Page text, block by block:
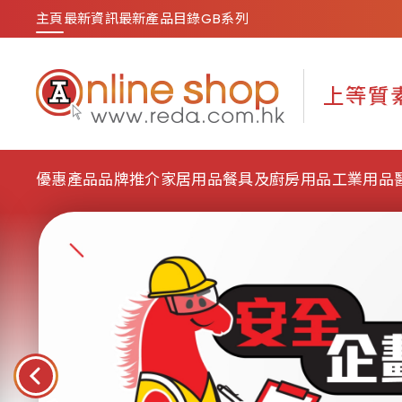
主頁最新資訊最新產品目錄GB系列
優惠產品品牌推介家居用品餐具及廚房用品工業用品